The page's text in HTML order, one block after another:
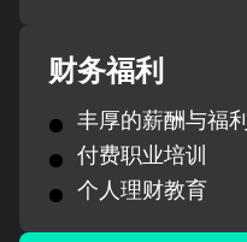
财务福利
丰厚的薪酬与福
付费职业培训
个人理财教育